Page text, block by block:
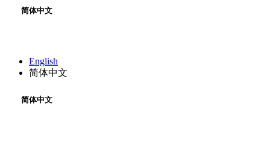
简体中文
English
简体中文
简体中文